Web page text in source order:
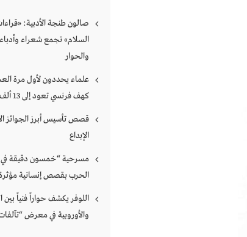
صالون طنجة الأدبية:
السلام» تجمع شعراء
والحوار
علماء يحددون لأول مرة
كهف فرنسي تعود إلى 13 ألف عام
قصص تأسيس أبرز الجوائز
الإبداع
مسرحية “خمسون دقيقة
الحرب بقصص إنسانية
اللوفر يكشف حواراً فنياً بين
والأوروبية في معرض